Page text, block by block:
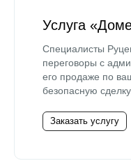
Услуга
Специалисты
переговоры с
его продаже по
безопасную сделку.
Заказать услугу